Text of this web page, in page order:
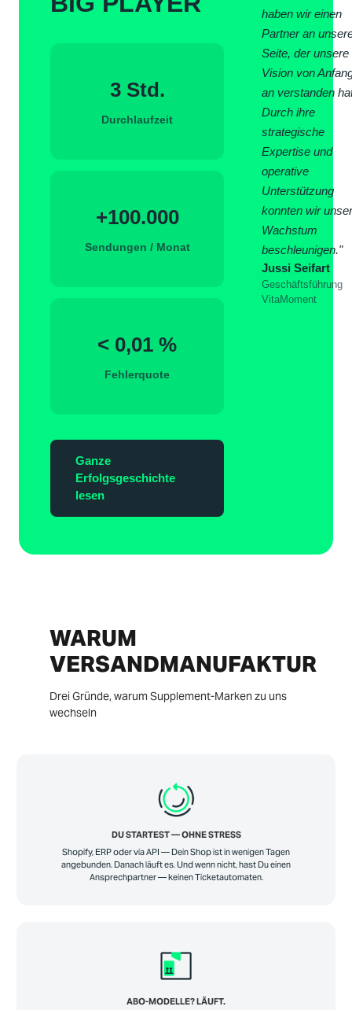
3 Std.
Durchlaufzeit
+100.000
Sendungen / Monat
< 0,01 %
Fehlerquote
Ganze
Erfolgsgeschichte
lesen
haben wir einen
Partner an
Seite, der unsere
Vision von
an verstanden
Durch ihre
strategische
Expertise und
operative
Unterstützung
konnten wir unser
Wachstum
beschleunigen."
Jussi Seifart
Geschäftsführung
VitaMoment
WARUM
VERSANDMANUFAKTUR
Drei Gründe, warum Supplement-Marken zu uns
wechseln
DU STARTEST — OHNE STRESS
Shopify, ERP oder via API — Dein Shop ist in wenigen Tagen
angebunden. Danach läuft es. Und wenn nicht, hast Du einen
Ansprechpartner — keinen Ticketautomaten.
ABO-MODELLE? LÄUFT.